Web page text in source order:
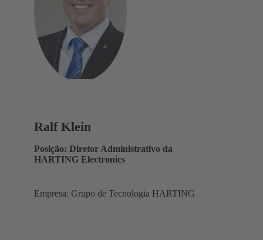
Ralf Klein
Posição: Diretor Administrativo da
HARTING Electronics
Empresa: Grupo de Tecnologia HARTING